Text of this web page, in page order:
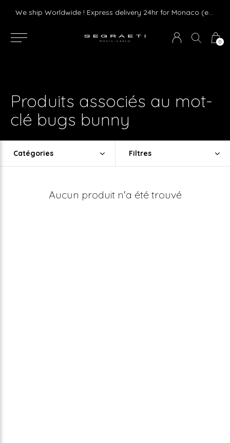
0
We ship Worldwide ! Express delivery 24hr for Monaco (excluding furniture)
Produits associés au mot-
clé bugs bunny
Catégories Filtres
Aucun produit n'a été trouvé